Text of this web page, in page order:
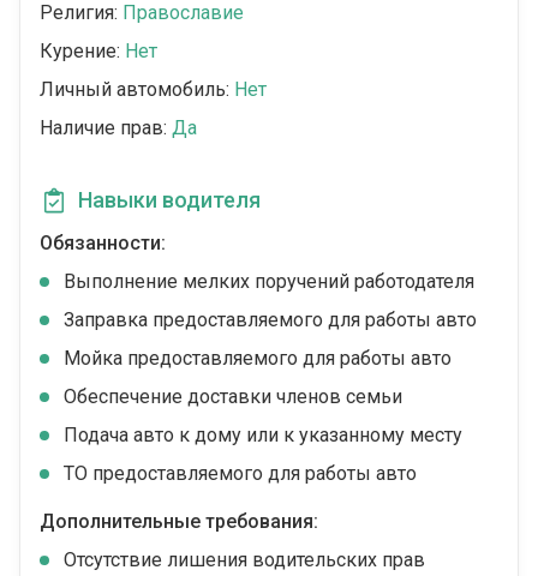
Религия: Православие
Курение: Нет
Личный автомобиль: Нет
Наличие прав: Да
Навыки водителя
Обязанности:
Выполнение мелких поручений работодателя
Заправка предоставляемого для работы авто
Мойка предоставляемого для работы авто
Обеспечение доставки членов семьи
Подача авто к дому или к указанному месту
ТО предоставляемого для работы авто
Дополнительные требования:
Отсутствие лишения водительских прав